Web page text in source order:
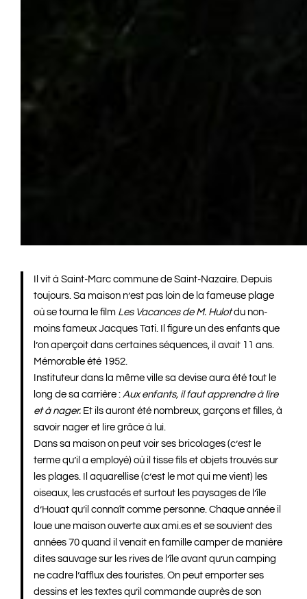
Il vit à Saint-Marc commune de Saint-Nazaire. Depuis
toujours. Sa maison n’est pas loin de la fameuse plage
où se tourna le film Les Vacances de M. Hulotdu non-
moins fameux Jacques Tati. Il figure un des enfants que
l’on aperçoit dans certaines séquences, il avait 11 ans.
Mémorable été 1952.
Instituteur dans la même ville sa devise aura été tout le
long de sa carrière : Aux enfants, il faut apprendre à lire
et à nager. Et ils auront été nombreux, garçons et filles, à
savoir nager et lire grâce à lui.
Dans sa maison on peut voir ses bricolages (c’est le
terme qu’il a employé) où il tisse fils et objets trouvés sur
les plages. Il aquarellise (c’est le mot qui me vient) les
oiseaux, les crustacés et surtout les paysages de l’île
d’Houat qu’il connaît comme personne. Chaque année il
loue une maison ouverte aux ami.es et se souvient des
années 70 quand il venait en famille camper de manière
dites sauvage sur les rives de l’île avant qu’un camping
ne cadre l’afflux des touristes. On peut emporter ses
dessins et les textes qu’il commande auprès de son